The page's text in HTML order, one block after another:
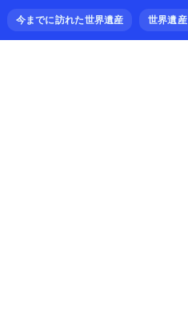
今までに訪れた世界遺産 世界遺産